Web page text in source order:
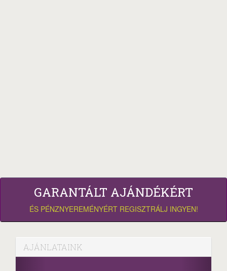
GARANTÁLT AJÁNDÉKÉRT
ÉS PÉNZNYEREMÉNYÉRT REGISZTRÁLJ INGYEN!
AJÁNLATAINK